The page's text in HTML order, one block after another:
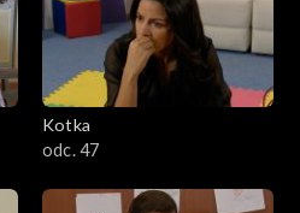
Kotka
odc. 47